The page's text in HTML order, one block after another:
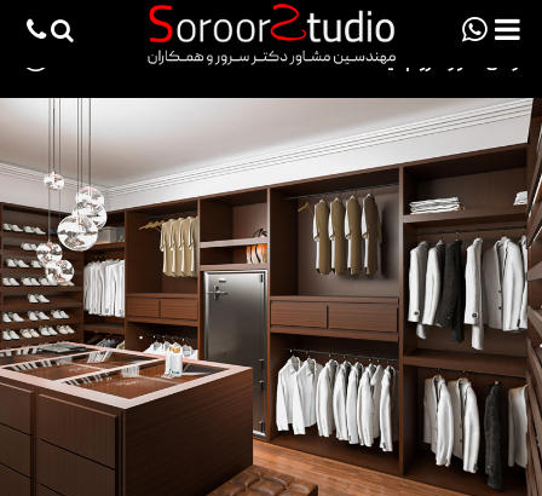
viewportchecker
×
صفحه اصلی
پروژه ها
دانش فنی
مقالات
خدمات
ثبت سفارش طراحی آنلاین
طراحی
اجرا
طراحی کلوزت روم میلاک